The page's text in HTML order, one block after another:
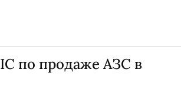
по продаже АЗС в